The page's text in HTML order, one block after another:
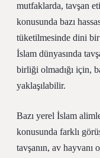
mutfaklarda, tavşan
konusunda bazı
tüketilmesinde dini
İslam dünyasında
birliği olmadığı için,
yaklaşılabilir.
Bazı yerel İslam
konusunda farklı
tavşanın, av hayvanı